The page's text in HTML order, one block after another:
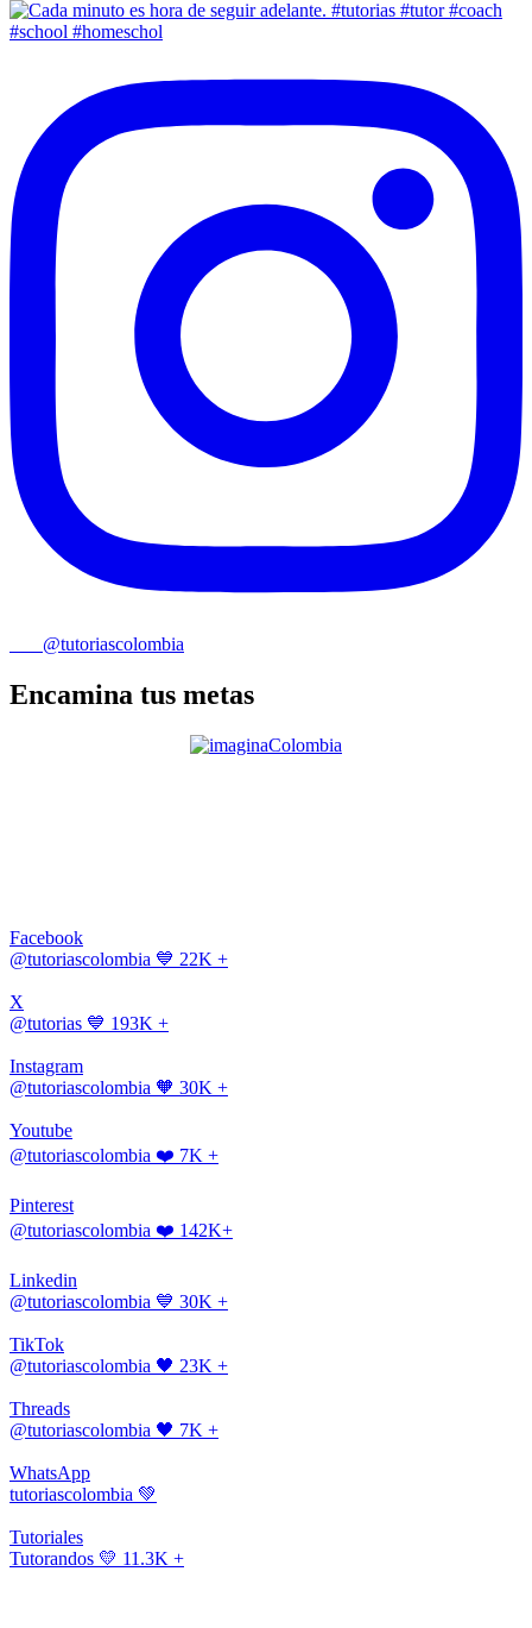
@tutoriascolombia
Encamina tus metas
Facebook
@tutoriascolombia 💙 22K +
X
@tutorias 💙 193K +
Instagram
@tutoriascolombia 🧡 30K +
Youtube
@tutoriascolombia ❤️ 7K +
Pinterest
@tutoriascolombia ❤️ 142K+
Linkedin
@tutoriascolombia 💙 30K +
TikTok
@tutoriascolombia 🖤 23K +
Threads
@tutoriascolombia 🖤 7K +
WhatsApp
tutoriascolombia 💚
Tutoriales
Tutorandos 💛 11.3K +